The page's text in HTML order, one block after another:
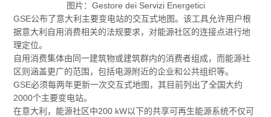
图片：Gestore dei Servizi Energetici
GSE公布了意大利主要变电站的交互式地图。该工具允许用户根
据意大利自用消费相关的法规要求，对能源社区的连接点进行地
理定位。
自用消费集体由同一建筑物或建筑群内的消费者组成，而能源社
区则涵盖更广的范围，包括电源附近的企业和公共组织等。
GSE必须每两年更新一次交互式地图，其目前列出了全国大约
2000个主要变电站。
在意大利，能源社区中200 kW以下的共享可再生能源系统不仅可